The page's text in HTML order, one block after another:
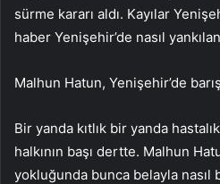
sürme kararı aldı. Kayılar
haber Yenişehir’de nasıl
Malhun Hatun, Yenişehir’de
Bir yanda kıtlık bir yanda
halkının başı dertte. Malhun
yokluğunda bunca belayla nasıl